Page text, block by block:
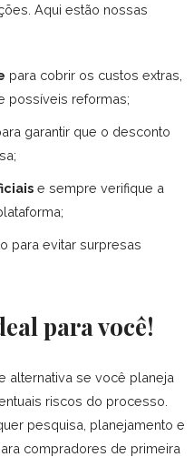
Aqui estão nossas
para cobrir os custos extras,
possíveis reformas;
garantir que o desconto
e sempre verifique a
para evitar surpresas
para você!
alternativa se você planeja
riscos do processo.
pesquisa, planejamento e
compradores de primeira